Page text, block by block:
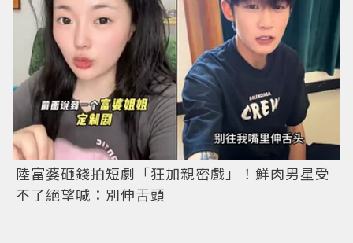
陸富婆砸錢拍短劇「狂加親密戲」！鮮肉男星受
不了絕望喊：別伸舌頭